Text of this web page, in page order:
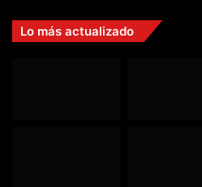
Lo más actualizado